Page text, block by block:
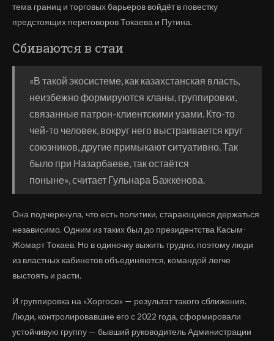
тема границ и торговых барьеров войдёт в повестку
предстоящих переговоров Токаева и Путина.
Сбиваются в стаи
«В такой экосистеме, как казахстанская власть,
неизбежно формируются кланы, группировки,
связанные патрон-клиентскими узами. Кто-то
чей-то человек, вокруг него выстраивается круг
союзников, другие примыкают ситуативно. Так
было при Назарбаеве, так остаётся
поныне», считает Гульнара Бажкенова.
Она подчеркнула, что есть политики, старающиеся держаться
независимо. Одним из таких был до президентства Касым-
Жомарт Токаев. Но в одиночку выжить трудно, поэтому люди
из властных кабинетов объединяются, командой легче
выстоять и расти.
И группировка на «Хоргосе» — результат такого сближения.
Люди, контролировавшие его с 2022 года, сформировали
устойчивую группу — бывший руководитель Администрации